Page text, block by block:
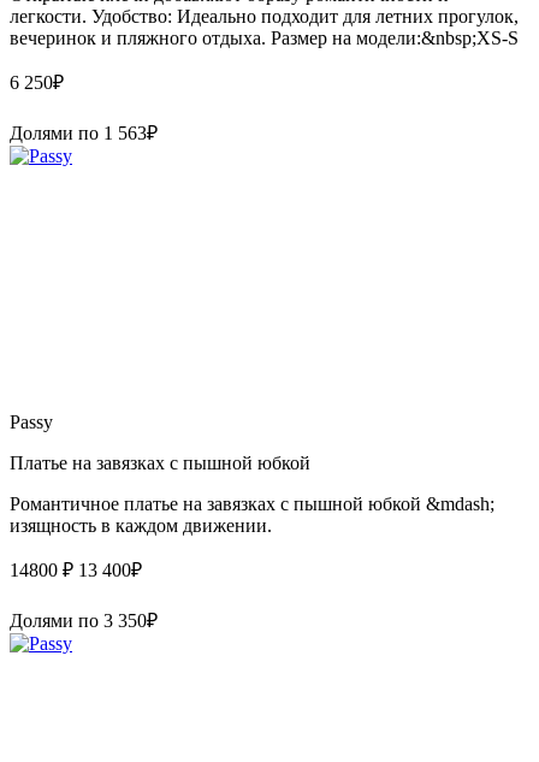
легкости. Удобство: Идеально подходит для летних прогулок,
вечеринок и пляжного отдыха. Размер на модели:&nbsp;XS-S
6 250₽
Долями по 1 563₽
Passy
Платье на завязках с пышной юбкой
Романтичное платье на завязках с пышной юбкой &mdash;
изящность в каждом движении.
14800 ₽ 13 400₽
Долями по 3 350₽